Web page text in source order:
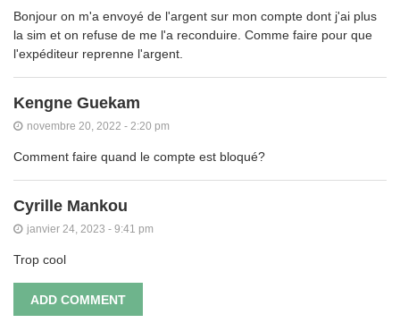
Bonjour on m'a envoyé de l'argent sur mon compte dont j'ai plus
la sim et on refuse de me l'a reconduire. Comme faire pour que
l'expéditeur reprenne l'argent.
Kengne Guekam
novembre 20, 2022 - 2:20 pm
Comment faire quand le compte est bloqué?
Cyrille Mankou
janvier 24, 2023 - 9:41 pm
Trop cool
ADD COMMENT